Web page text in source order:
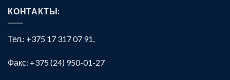
КОНТАКТЫ:
Тел.: +375 17 317 07 91,
Факс: +375 (24) 950-01-27